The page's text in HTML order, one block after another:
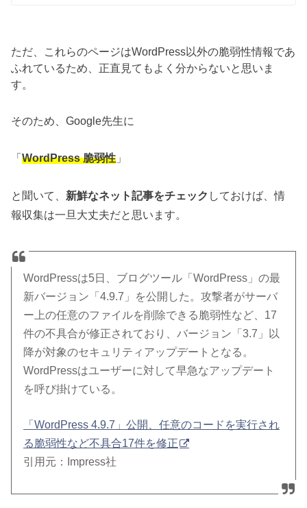
ただ、これらのページはWordPress以外の脆弱性情報であ
ふれているため、正直見てもよく分からないと思いま
す。
そのため、Google先生に
「WordPress 脆弱性 」
と聞いて、 新鮮なネット記事をチェック しておけば、情
報収集は一旦大丈夫だと思います。
WordPressは5日、ブログツール「WordPress」の最
新バージョン「4.9.7」を公開した。攻撃者がサーバ
ー上の任意のファイルを削除できる脆弱性など、17
件の不具合が修正されており、バージョン「3.7」以
降が対象のセキュリティアップデートとなる。
WordPressはユーザーに対して早急なアップデート
を呼び掛けている。
「WordPress 4.9.7」公開、任意のコードを実行され
る脆弱性など不具合17件を修正
引用元：Impress社